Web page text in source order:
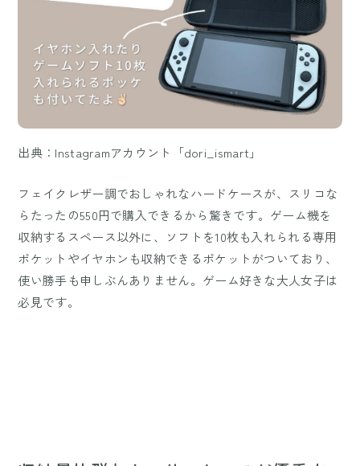
出典：Instagramアカウント「dori_ismart」
フェイクレザー調でおしゃれなハードケースが、スリコな
らたったの550円で購入できるから驚きです。ゲーム機を
収納するスペース以外に、ソフトを10枚も入れられる専用
ポケットやイヤホンも収納できるポケットがついており、
使い勝手も申しぶんありません。ゲーム好きな大人女子は
必見です。